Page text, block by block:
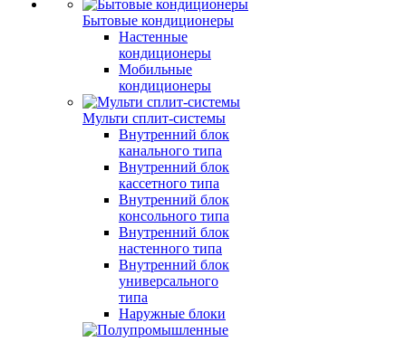
Бытовые кондиционеры
Настенные
кондиционеры
Мобильные
кондиционеры
Мульти сплит-системы
Внутренний блок
канального типа
Внутренний блок
кассетного типа
Внутренний блок
консольного типа
Внутренний блок
настенного типа
Внутренний блок
универсального
типа
Наружные блоки